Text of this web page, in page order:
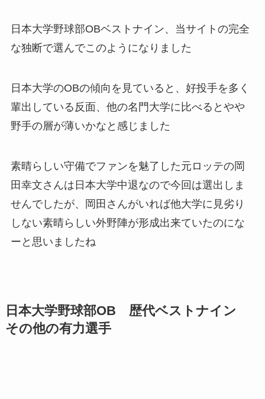
日本大学野球部OBベストナイン、当サイトの完全
な独断で選んでこのようになりました
日本大学のOBの傾向を見ていると、好投手を多く
輩出している反面、他の名門大学に比べるとやや
野手の層が薄いかなと感じました
素晴らしい守備でファンを魅了した元ロッテの岡
田幸文さんは日本大学中退なので今回は選出しま
せんでしたが、岡田さんがいれば他大学に見劣り
しない素晴らしい外野陣が形成出来ていたのにな
ーと思いましたね
日本大学野球部OB 歴代ベストナイン
その他の有力選手